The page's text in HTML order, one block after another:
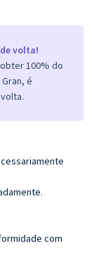
volta!
100% do
é
com